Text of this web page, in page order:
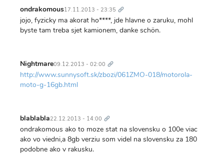
ondrakomous17.11.2013 - 23:35 odkaz
jojo, fyzicky ma akorat ho****, jde hlavne o zaruku, mohl
byste tam treba sjet kamionem, danke schön.
Nightmare09.12.2013 - 02:00 odkaz
http://www.sunnysoft.sk/zbozi/061ZMO-018/motorola-
moto-g-16gb.html
blablabla22.12.2013 - 14:00 odkaz
ondrakomous ako to moze stat na slovensku o 100e viac
ako vo viedni,a 8gb verziu som videl na slovensku za 180
podobne ako v rakusku.